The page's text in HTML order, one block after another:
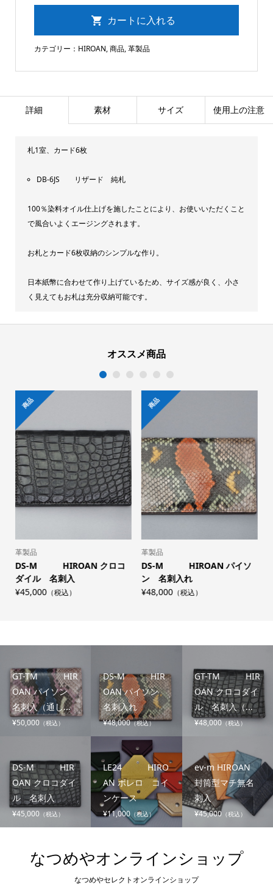
カテゴリー： HIROAN,商品,革製品
詳細 素材 サイズ 使用上の注意
札1室、カード6枚
DB-6JS リザード 純札
100％染料オイル仕上げを施したことにより、お使いいただくこと
で風合いよくエージングされます。
お札とカード6枚収納のシンプルな作り。
日本紙幣に合わせて作り上げているため、サイズ感が良く、小さ
く見えてもお札は充分収納可能です。
オススメ商品
商品
革製品
DS-M HIROAN クロコ
ダイル 名刺入
¥45,000（税込）
商品
革製品
DS-M HIROAN パイソ
ン 名刺入れ
¥48,000（税込）
1 2 3 4 5 6
GT-TM HIR
OAN パイソン
名刺入（通し...
¥50,000 （税込）
DS-M HIR
OAN パイソン
名刺入れ
¥48,000（税込）
GT-TM HIR
OAN クロコダイ
ル 名刺入（...
¥48,000（税込）
DS-M HIR
OAN クロコダイ
ル 名刺入
¥45,000 （税込）
LE24 HIRO
AN ボレロ コイ
ンケース
¥11,000 （税込）
ev-m HIROAN
封筒型マチ無名
刺入
¥45,000（税込）
なつめやオンラインショップ
なつめやセレクトオンラインショップ